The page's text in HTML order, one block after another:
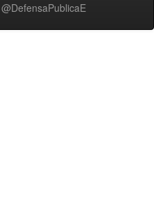
@DefensaPublicaE